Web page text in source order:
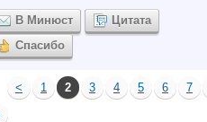
В Минюст
Цитата
Спасибо
< 1 2 3 4 5 6
7